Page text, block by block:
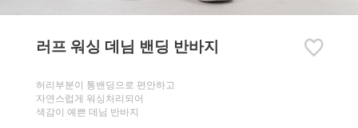
러프 워싱 데님 밴딩 반바지
허리부분이 통밴딩으로 편안하고
자연스럽게 워싱처리되어
색감이 예쁜 데님 반바지